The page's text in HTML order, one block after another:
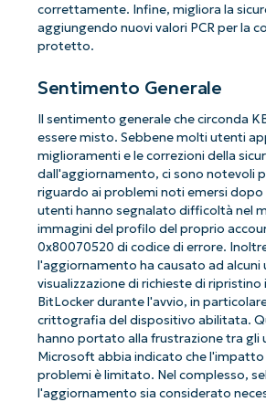
correttamente. Infine, migliora la
aggiungendo nuovi valori PCR per la
protetto.
Sentimento Generale
Il sentimento generale che circonda
essere misto. Sebbene molti utenti
miglioramenti e le correzioni della
dall'aggiornamento, ci sono notevoli
riguardo ai problemi noti emersi dopo
utenti hanno segnalato difficoltà nel
immagini del profilo del proprio
0x80070520 di codice di errore.
l'aggiornamento ha causato ad alcuni
visualizzazione di richieste di ripristino
BitLocker durante l'avvio, in
crittografia del dispositivo abilitata.
hanno portato alla frustrazione tra gli
Microsoft abbia indicato che l'impatto
problemi è limitato. Nel complesso,
l'aggiornamento sia considerato